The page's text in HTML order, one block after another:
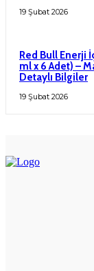
19 Şubat 2026
Red Bull Enerji
ml x 6 Adet) –
Detaylı Bilgiler
19 Şubat 2026